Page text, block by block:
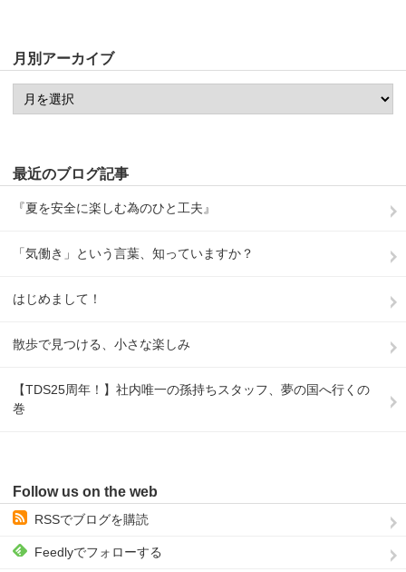
月別アーカイブ
最近のブログ記事
『夏を安全に楽しむ為のひと工夫』
「気働き」という言葉、知っていますか？
はじめまして！
散歩で見つける、小さな楽しみ
【TDS25周年！】社内唯一の孫持ちスタッフ、夢の国へ行くの
巻
Follow us on the web
RSSでブログを購読
Feedlyでフォローする